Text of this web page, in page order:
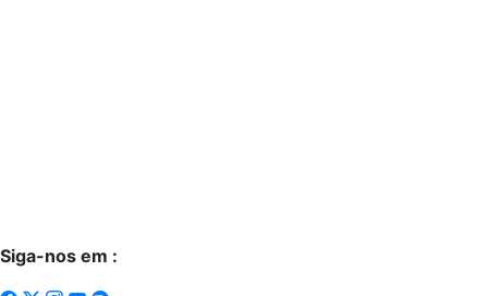
Siga-nos em :